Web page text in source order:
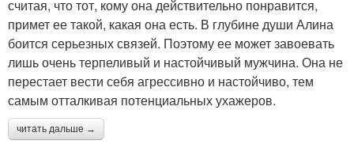
считая, что тот, кому она действительно понравится,
примет ее такой, какая она есть. В глубине души Алина
боится серьезных связей. Поэтому ее может завоевать
лишь очень терпеливый и настойчивый мужчина. Она не
перестает вести себя агрессивно и настойчиво, тем
самым отталкивая потенциальных ухажеров.
читать дальше →